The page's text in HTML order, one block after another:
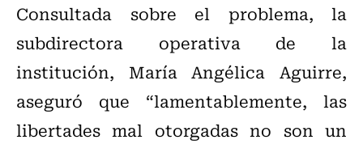
Consultada sobre el problema, la
subdirectora operativa de la
institución, María Angélica Aguirre,
aseguró que “lamentablemente, las
libertades mal otorgadas no son un